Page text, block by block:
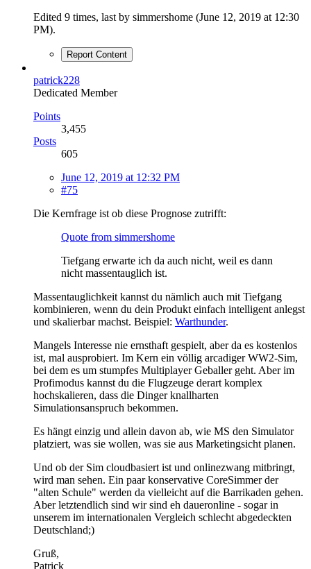
Edited 9 times, last by simmershome (June 12, 2019 at 12:30
PM).
Report Content
patrick228
Dedicated Member
Points
3,455
Posts
605
June 12, 2019 at 12:32 PM
#75
Die Kernfrage ist ob diese Prognose zutrifft:
Quote from simmershome
Tiefgang erwarte ich da auch nicht, weil es dann
nicht massentauglich ist.
Massentauglichkeit kannst du nämlich auch mit Tiefgang
kombinieren, wenn du dein Produkt einfach intelligent anlegst
und skalierbar machst. Beispiel: Warthunder.
Mangels Interesse nie ernsthaft gespielt, aber da es kostenlos
ist, mal ausprobiert. Im Kern ein völlig arcadiger WW2-Sim,
bei dem es um stumpfes Multiplayer Geballer geht. Aber im
Profimodus kannst du die Flugzeuge derart komplex
hochskalieren, dass die Dinger knallharten
Simulationsanspruch bekommen.
Es hängt einzig und allein davon ab, wie MS den Simulator
platziert, was sie wollen, was sie aus Marketingsicht planen.
Und ob der Sim cloudbasiert ist und onlinezwang mitbringt,
wird man sehen. Ein paar konservative CoreSimmer der
"alten Schule" werden da vielleicht auf die Barrikaden gehen.
Aber letztendlich sind wir sind eh daueronline - sogar in
unserem im internationalen Vergleich schlecht abgedeckten
Deutschland;)
Gruß,
Patrick